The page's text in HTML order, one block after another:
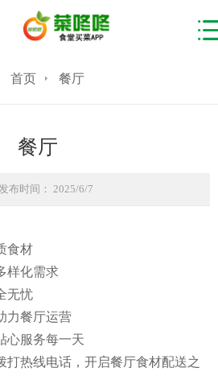
首页 餐厅
餐厅
发布时间： 2025/6/7
食材
样化需求
无忧
力餐厅运营
心服务每一天
打热线电话，开启餐厅食材配送之